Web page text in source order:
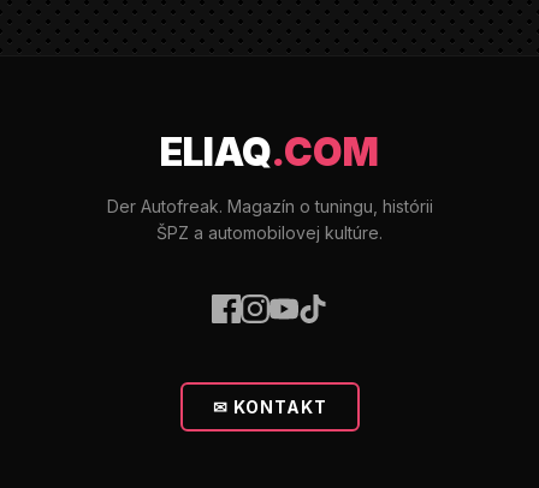
ELIAQ.COM
Der Autofreak. Magazín o tuningu, histórii
ŠPZ a automobilovej kultúre.
✉ KONTAKT